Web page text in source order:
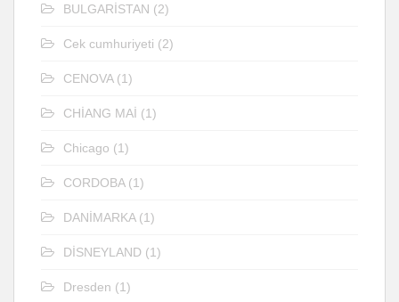
BULGARİSTAN (2)
Cek cumhuriyeti (2)
CENOVA(1)
CHİANG MAİ (1)
Chicago (1)
CORDOBA(1)
DANİMARKA(1)
DİSNEYLAND (1)
Dresden (1)